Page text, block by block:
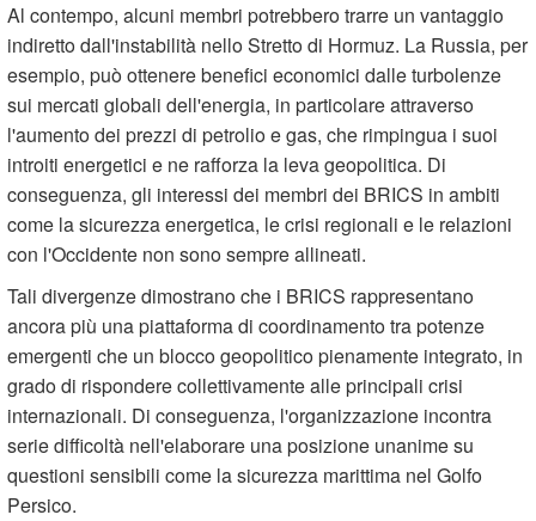
Al contempo, alcuni membri potrebbero trarre un vantaggio
indiretto dall'instabilità nello Stretto di Hormuz. La Russia, per
esempio, può ottenere benefici economici dalle turbolenze
sui mercati globali dell'energia, in particolare attraverso
l'aumento dei prezzi di petrolio e gas, che rimpingua i suoi
introiti energetici e ne rafforza la leva geopolitica. Di
conseguenza, gli interessi dei membri dei BRICS in ambiti
come la sicurezza energetica, le crisi regionali e le relazioni
con l'Occidente non sono sempre allineati.
Tali divergenze dimostrano che i BRICS rappresentano
ancora più una piattaforma di coordinamento tra potenze
emergenti che un blocco geopolitico pienamente integrato, in
grado di rispondere collettivamente alle principali crisi
internazionali. Di conseguenza, l'organizzazione incontra
serie difficoltà nell'elaborare una posizione unanime su
questioni sensibili come la sicurezza marittima nel Golfo
Persico.